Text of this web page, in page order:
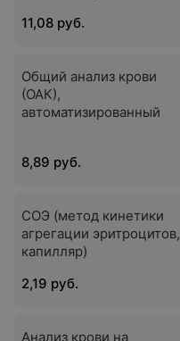
11,08 руб.
Общий анализ крови
(ОАК),
автоматизированный
8,89 руб.
СОЭ (метод кинетики
агрегации эритроцитов,
капилляр)
2,19 руб.
Анализ крови на